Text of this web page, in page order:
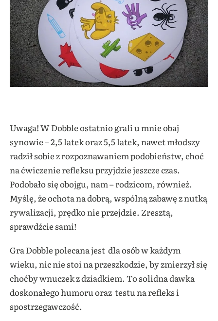
Uwaga! W Dobble ostatnio grali u mnie obaj
synowie – 2,5 latek oraz 5,5 latek, nawet młodszy
radził sobie z rozpoznawaniem podobieństw, choć
na ćwiczenie refleksu przyjdzie jeszcze czas.
Podobało się obojgu, nam – rodzicom, również.
Myślę, że ochota na dobrą, wspólną zabawę z nutką
rywalizacji, prędko nie przejdzie. Zresztą,
sprawdźcie sami!
Gra Dobble polecana jest dla osób w każdym
wieku, nic nie stoi na przeszkodzie, by zmierzył się
choćby wnuczek z dziadkiem. To solidna dawka
doskonałego humoru oraz testu na refleks i
spostrzegawczość.